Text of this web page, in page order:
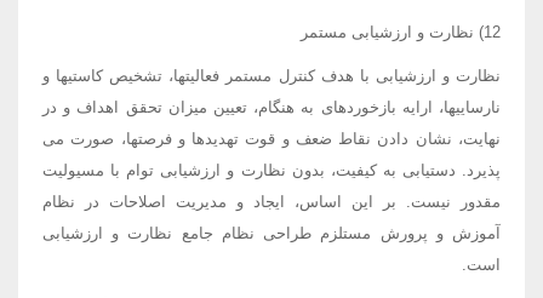
12) نظارت و ارزشیابی مستمر
نظارت و ارزشیابی با هدف کنترل مستمر فعالیتها، تشخیص کاستیها و
نارساییها، ارایه بازخوردهای به هنگام، تعیین میزان تحقق اهداف و در
نهایت، نشان دادن نقاط ضعف و قوت تهدیدها و فرصتها، صورت می
پذیرد. دستیابی به کیفیت، بدون نظارت و ارزشیابی توام با مسیولیت
مقدور نیست. بر این اساس، ایجاد و مدیریت اصلاحات در نظام
آموزش و پرورش مستلزم طراحی نظام جامع نظارت و ارزشیابی
است.